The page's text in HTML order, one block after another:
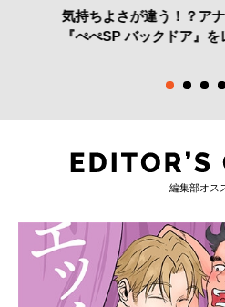
気持ちよさが違う！？ア
『ぺぺSP バックドア』
編集部オス